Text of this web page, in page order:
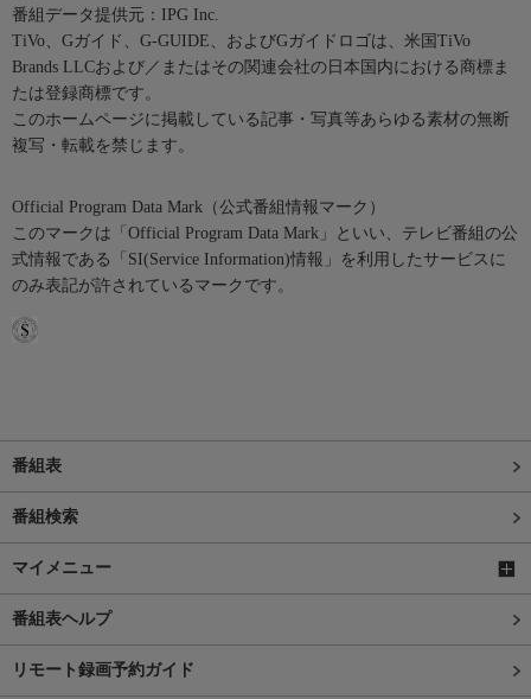
番組データ提供元：IPG Inc.
TiVo、Gガイド、G-GUIDE、およびGガイドロゴは、米国TiVo
Brands LLCおよび／またはその関連会社の日本国内における商標ま
たは登録商標です。
このホームページに掲載している記事・写真等あらゆる素材の無断
複写・転載を禁じます。
Official Program Data Mark（公式番組情報マーク）
このマークは「Official Program Data Mark」といい、テレビ番組の公
式情報である「SI(Service Information)情報」を利用したサービスに
のみ表記が許されているマークです。
番組表
番組検索
マイメニュー
番組表ヘルプ
リモート録画予約ガイド